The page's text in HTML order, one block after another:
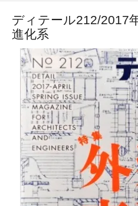
ディテール212/2017
進化系